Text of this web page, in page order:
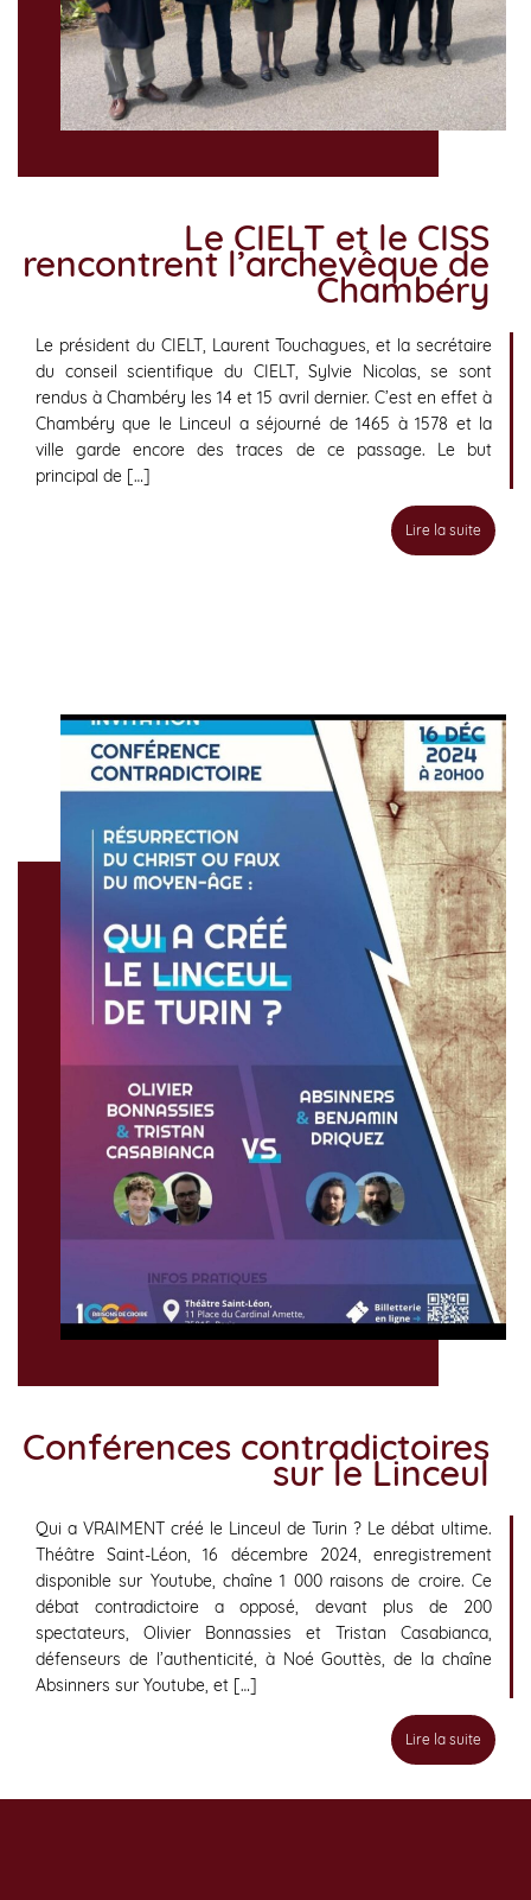
Le CIELT et le CISS
rencontrent l’archevêque de
Chambéry
Le président du CIELT, Laurent Touchagues, et la secrétaire
du conseil scientifique du CIELT, Sylvie Nicolas, se sont
rendus à Chambéry les 14 et 15 avril dernier. C’est en effet à
Chambéry que le Linceul a séjourné de 1465 à 1578 et la
ville garde encore des traces de ce passage. Le but
principal de […]
Lire la suite
Conférences contradictoires
sur le Linceul
Qui a VRAIMENT créé le Linceul de Turin ? Le débat ultime.
Théâtre Saint-Léon, 16 décembre 2024, enregistrement
disponible sur Youtube, chaîne 1 000 raisons de croire. Ce
débat contradictoire a opposé, devant plus de 200
spectateurs, Olivier Bonnassies et Tristan Casabianca,
défenseurs de l’authenticité, à Noé Gouttès, de la chaîne
Absinners sur Youtube, et […]
Lire la suite